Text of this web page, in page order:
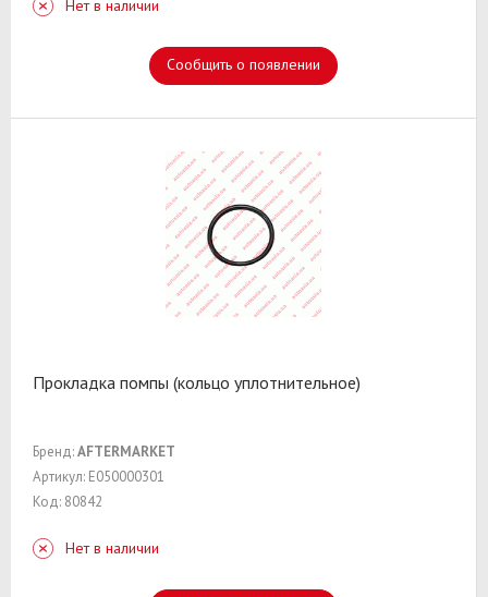
Нет в наличии
Сообщить о появлении
Прокладка помпы (кольцо уплотнительное)
Бренд:AFTERMARKET
Артикул: E050000301
Код: 80842
Нет в наличии